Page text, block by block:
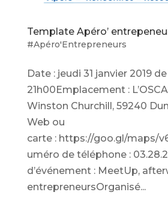
Template Apéro’
#Apéro'Entrepreneurs
Date : jeudi 31 janvier 2019
21h00Emplacement :
Winston Churchill, 59240
Web ou
carte : https://goo.gl/maps/
uméro de téléphone :
d’événement : MeetUp,
entrepreneursOrganisé...